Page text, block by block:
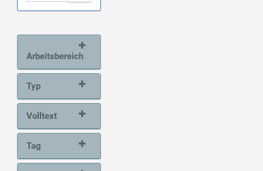
Arbeitsbereich
Typ
Volltext
Tag